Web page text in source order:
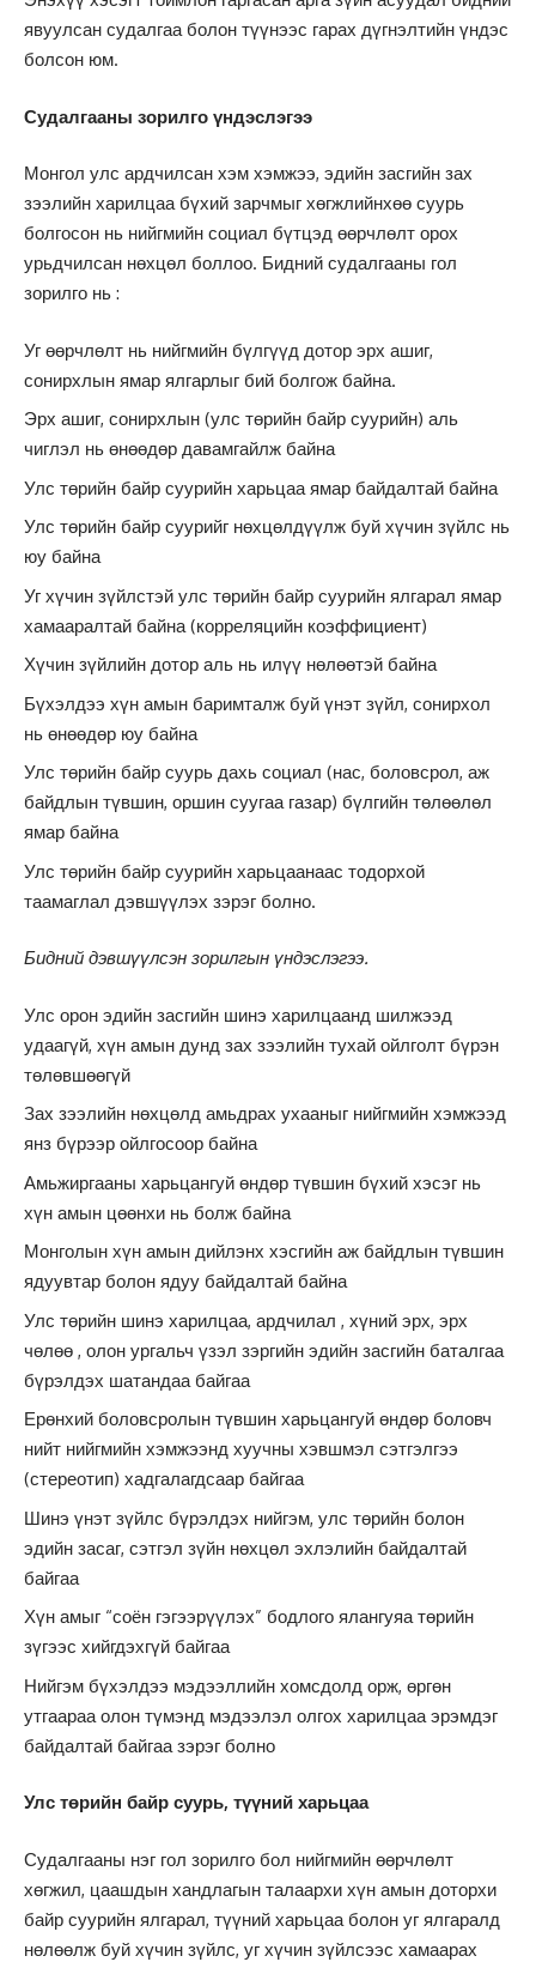
явуулсан судалгаа болон түүнээс гарах дүгнэлтийн үндэс
болсон юм.
Судалгааны зорилго үндэслэгээ
Монгол улс ардчилсан хэм хэмжээ, эдийн засгийн зах
зээлийн харилцаа бүхий зарчмыг хөгжлийнхөө суурь
болгосон нь нийгмийн социал бүтцэд өөрчлөлт орох
урьдчилсан нөхцөл боллоо. Бидний судалгааны гол
зорилго нь :
Уг өөрчлөлт нь нийгмийн бүлгүүд дотор эрх ашиг,
сонирхлын ямар ялгарлыг бий болгож байна.
Эрх ашиг, сонирхлын (улс төрийн байр суурийн) аль
чиглэл нь өнөөдөр давамгайлж байна
Улс төрийн байр суурийн харьцаа ямар байдалтай байна
Улс төрийн байр суурийг нөхцөлдүүлж буй хүчин зүйлс нь
юу байна
Уг хүчин зүйлстэй улс төрийн байр суурийн ялгарал ямар
хамааралтай байна (корреляцийн коэффициент)
Хүчин зүйлийн дотор аль нь илүү нөлөөтэй байна
Бүхэлдээ хүн амын баримталж буй үнэт зүйл, сонирхол
нь өнөөдөр юу байна
Улс төрийн байр суурь дахь социал (нас, боловсрол, аж
байдлын түвшин, оршин суугаа газар) бүлгийн төлөөлөл
ямар байна
Улс төрийн байр суурийн харьцаанаас тодорхой
таамаглал дэвшүүлэх зэрэг болно.
Бидний дэвшүүлсэн зорилгын үндэслэгээ.
Улс орон эдийн засгийн шинэ харилцаанд шилжээд
удаагүй, хүн амын дунд зах зээлийн тухай ойлголт бүрэн
төлөвшөөгүй
Зах зээлийн нөхцөлд амьдрах ухааныг нийгмийн хэмжээд
янз бүрээр ойлгосоор байна
Амьжиргааны харьцангуй өндөр түвшин бүхий хэсэг нь
хүн амын цөөнхи нь болж байна
Монголын хүн амын дийлэнх хэсгийн аж байдлын түвшин
ядуувтар болон ядуу байдалтай байна
Улс төрийн шинэ харилцаа, ардчилал , хүний эрх, эрх
чөлөө , олон ургальч үзэл зэргийн эдийн засгийн баталгаа
бүрэлдэх шатандаа байгаа
Ерөнхий боловсролын түвшин харьцангуй өндөр боловч
нийт нийгмийн хэмжээнд хуучны хэвшмэл сэтгэлгээ
(стереотип) хадгалагдсаар байгаа
Шинэ үнэт зүйлс бүрэлдэх нийгэм, улс төрийн болон
эдийн засаг, сэтгэл зүйн нөхцөл эхлэлийн байдалтай
байгаа
Хүн амыг “соён гэгээрүүлэх” бодлого ялангуяа төрийн
зүгээс хийгдэхгүй байгаа
Нийгэм бүхэлдээ мэдээллийн хомсдолд орж, өргөн
утгаараа олон түмэнд мэдээлэл олгох харилцаа эрэмдэг
байдалтай байгаа зэрэг болно
Улс төрийн байр суурь, түүний харьцаа
Судалгааны нэг гол зорилго бол нийгмийн өөрчлөлт
хөгжил, цаашдын хандлагын талаархи хүн амын доторхи
байр суурийн ялгарал, түүний харьцаа болон уг ялгаралд
нөлөөлж буй хүчин зүйлс, уг хүчин зүйлсээс хамаарах